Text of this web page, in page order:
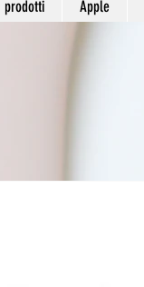
prodotti Apple